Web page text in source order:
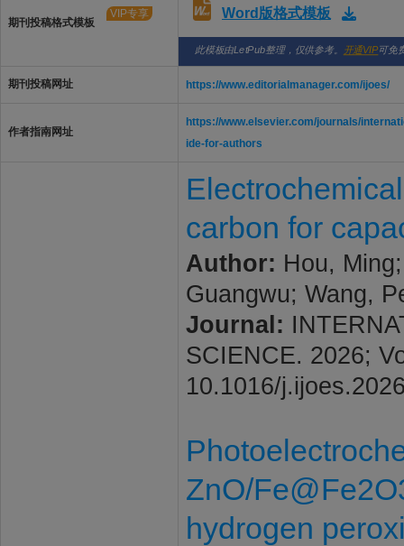
期刊投稿格式模板
VIP专享 Word版格式模板
此模板由LetPub整理，仅供参考。 开通VIP可免
期刊投稿网址 https://www.editorialmanager.com/ijoes/
作者指南网址
https://www.elsevier.com/journals/
ide-for-authors
carbon for
Author: Hou,
Guangwu; Wang,
Journal:
SCIENCE. 2026;
10.1016/
ZnO/
hydrogen